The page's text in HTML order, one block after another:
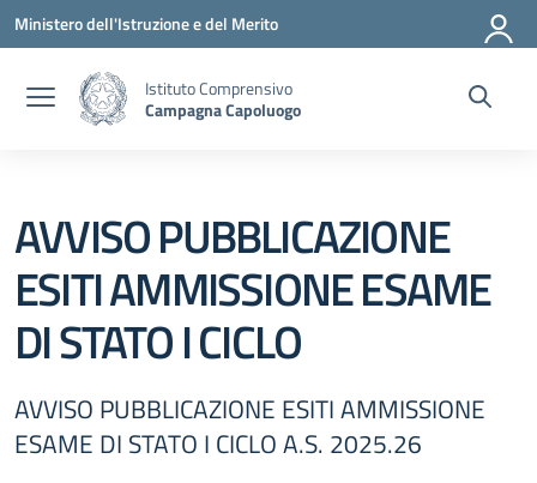
Vai ai contenuti
Vai al menu di navigazione
Vai al footer
Ministero dell'Istruzione e del Merito
Istituto Comprensivo
Campagna Capoluogo
AVVISO PUBBLICAZIONE
ESITI AMMISSIONE ESAME
DI STATO I CICLO
AVVISO PUBBLICAZIONE ESITI AMMISSIONE
ESAME DI STATO I CICLO A.S. 2025.26